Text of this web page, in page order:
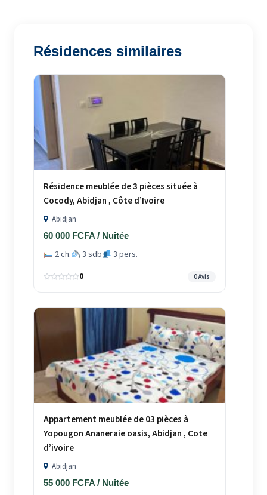
Résidences similaires
Résidence meublée de 3 pièces située à
Cocody, Abidjan , Côte d’Ivoire
Abidjan
60 000 FCFA / Nuitée
2 ch. 3 sdb 3 pers.
0 0 Avis
Appartement meublée de 03 pièces à
Yopougon Ananeraie oasis, Abidjan , Cote
d’ivoire
Abidjan
55 000 FCFA / Nuitée